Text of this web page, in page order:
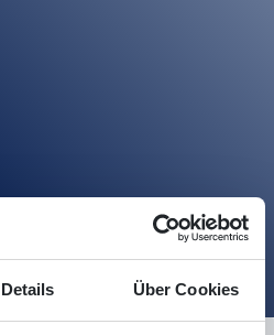
Details Über Cookies